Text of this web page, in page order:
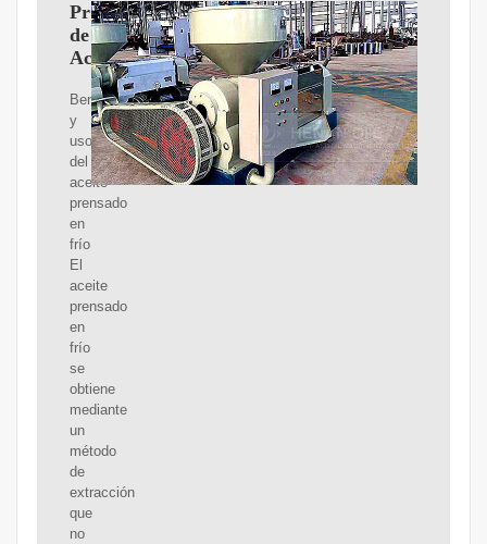
Prensas
de
Aceite
Beneficios
y
usos
del
aceite
prensado
en
frío
El
aceite
prensado
en
frío
se
obtiene
mediante
un
método
de
extracción
que
no